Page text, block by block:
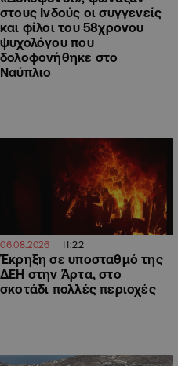
στους Ινδούς οι συγγενείς
και φίλοι του 58χρονου
ψυχολόγου που
δολοφονήθηκε στο
Ναύπλιο
06.08.2026 11:22
Έκρηξη σε υποσταθμό της
ΔΕΗ στην Άρτα, στο
σκοτάδι πολλές περιοχές